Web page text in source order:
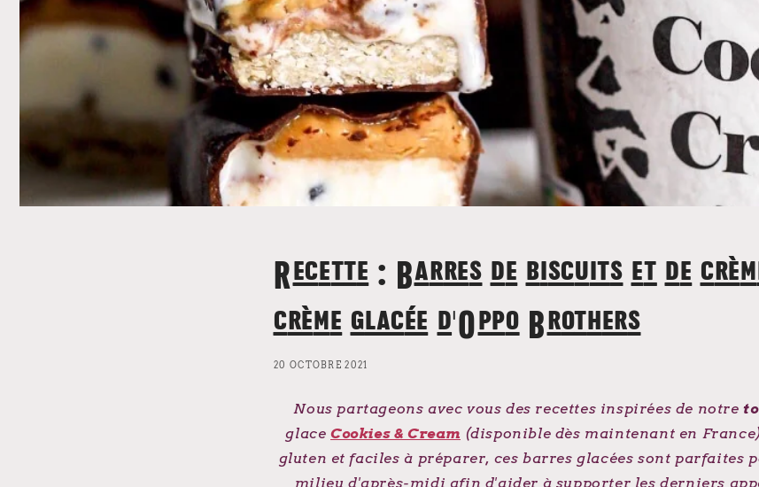
Recette : Barres de biscuits et de
crème glacée d'Oppo Brothers
20 OCTOBRE 2021
Nous partageons avec vous des recettes inspirées de notre
glace Cookies & Cream (disponible dès maintenant en
gluten et faciles à préparer, ces barres glacées sont parfaites
milieu d'après-midi afin d'aider à supporter les derniers